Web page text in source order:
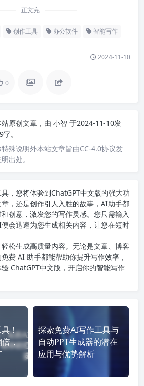
正文完
创作工具 办公软件 智能写作
2024-11-10
0
原创文章，由 小智 于2024-11-10发
。
殊说明外本站文章皆由CC-4.0协议发
出处。
，您将体验到ChatGPT中文版的强大功
，还是创作引人入胜的故事，AI助手都
创意，激发您的写作灵感。您只需输入
会迅速为您生成相关内容，让您在短时
松生成高质量内容。无论是文章、博客
费 AI 助手都能帮助你提升写作效率，
ChatGPT中文版 ，开启你的智能写作
！
，
探索免费AI写作工具与
自动PPT生成器的潜在
应用与优势解析